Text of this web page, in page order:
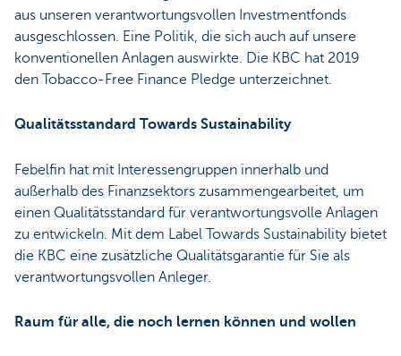
aus unseren verantwortungsvollen Investmentfonds
ausgeschlossen. Eine Politik, die sich auch auf unsere
konventionellen Anlagen auswirkte. Die KBC hat 2019
den Tobacco-Free Finance Pledge unterzeichnet.
Qualitätsstandard Towards Sustainability
Febelfin hat mit Interessengruppen innerhalb und
außerhalb des Finanzsektors zusammengearbeitet, um
einen Qualitätsstandard für verantwortungsvolle Anlagen
zu entwickeln. Mit dem Label Towards Sustainability bietet
die KBC eine zusätzliche Qualitätsgarantie für Sie als
verantwortungsvollen Anleger.
Raum für alle, die noch lernen können und wollen